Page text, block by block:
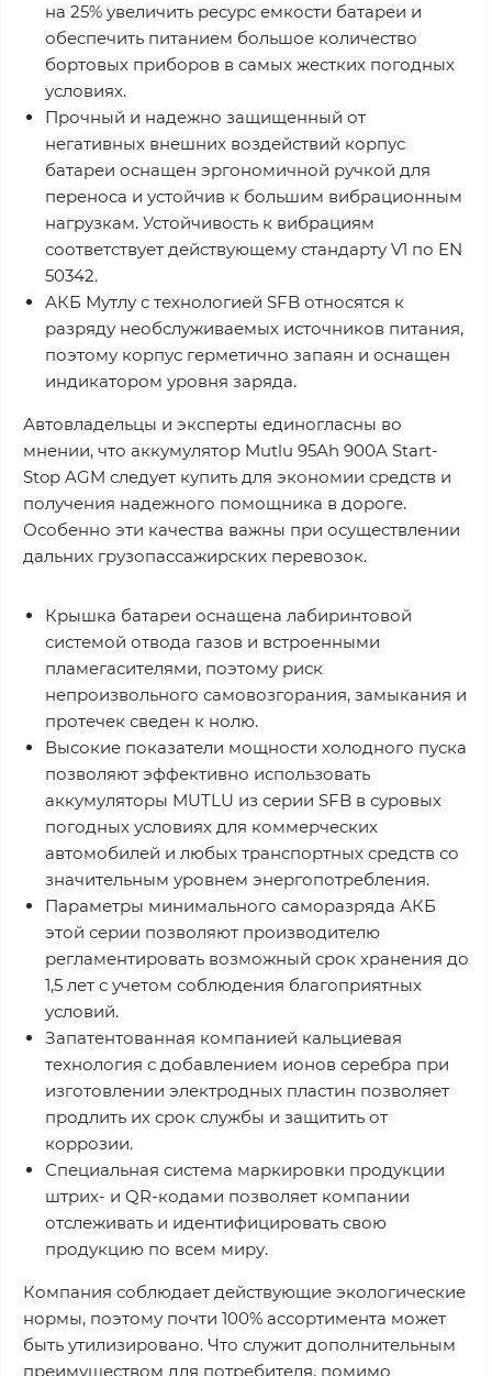
на 25% увеличить ресурс емкости батареи и
обеспечить питанием большое количество
бортовых приборов в самых жестких погодных
условиях.
Прочный и надежно защищенный от
негативных внешних воздействий корпус
батареи оснащен эргономичной ручкой для
переноса и устойчив к большим вибрационным
нагрузкам. Устойчивость к вибрациям
соответствует действующему стандарту V1 по EN
50342.
АКБ Мутлу с технологией SFB относятся к
разряду необслуживаемых источников питания,
поэтому корпус герметично запаян и оснащен
индикатором уровня заряда.
Автовладельцы и эксперты единогласны во
мнении, что аккумулятор Mutlu 95Ah 900A Start-
Stop AGM следует купить для экономии средств и
получения надежного помощника в дороге.
Особенно эти качества важны при осуществлении
дальних грузопассажирских перевозок.
Крышка батареи оснащена лабиринтовой
системой отвода газов и встроенными
пламегасителями, поэтому риск
непроизвольного самовозгорания, замыкания и
протечек сведен к нолю.
Высокие показатели мощности холодного пуска
позволяют эффективно использовать
аккумуляторы MUTLU из серии SFB в суровых
погодных условиях для коммерческих
автомобилей и любых транспортных средств со
значительным уровнем энергопотребления.
Параметры минимального саморазряда АКБ
этой серии позволяют производителю
регламентировать возможный срок хранения до
1,5 лет с учетом соблюдения благоприятных
условий.
Запатентованная компанией кальциевая
технология с добавлением ионов серебра при
изготовлении электродных пластин позволяет
продлить их срок службы и защитить от
коррозии.
Специальная система маркировки продукции
штрих- и QR-кодами позволяет компании
отслеживать и идентифицировать свою
продукцию по всем миру.
Компания соблюдает действующие экологические
нормы, поэтому почти 100% ассортимента может
быть утилизировано. Что служит дополнительным
преимуществом для потребителя, помимо